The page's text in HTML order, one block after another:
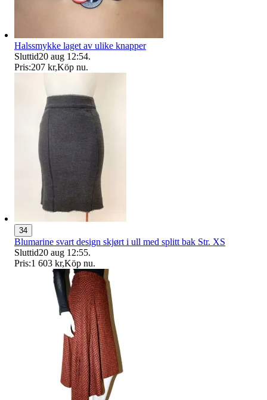
Halssmykke laget av ulike knapper
Sluttid20 aug 12:54.
Pris:207 kr,Köp nu.
34
Blumarine svart design skjørt i ull med splitt bak Str. XS
Sluttid20 aug 12:55.
Pris:1 603 kr,Köp nu.